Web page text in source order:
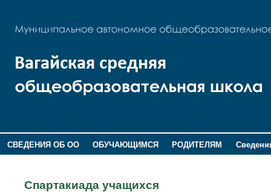
СВЕДЕНИЯ ОБ ОО ОБУЧАЮЩИМСЯ РОДИТЕЛЯМ
Спартакиада учащихся